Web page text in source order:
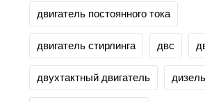
двигатель постоянного тока
двигатель стирлинга двс
двухтактный двигатель дизель